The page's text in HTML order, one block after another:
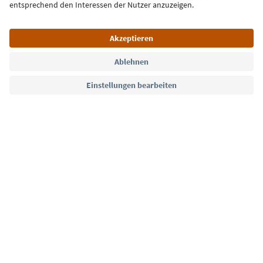
Jetzt anmelden